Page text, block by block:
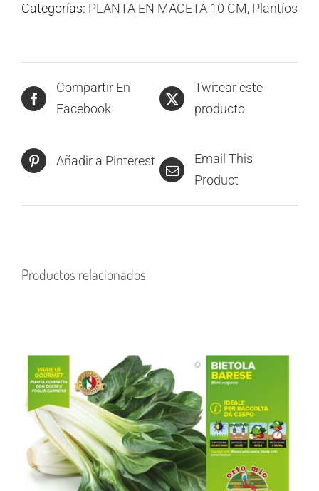
Categorías: PLANTA EN MACETA 10 CM, Plantíos
Compartir En
Facebook
Twitear este
producto
Añadir a Pinterest
Email This
Product
Productos relacionados